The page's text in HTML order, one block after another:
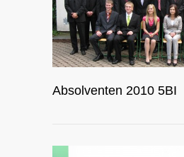
Absolventen 2010 5BI